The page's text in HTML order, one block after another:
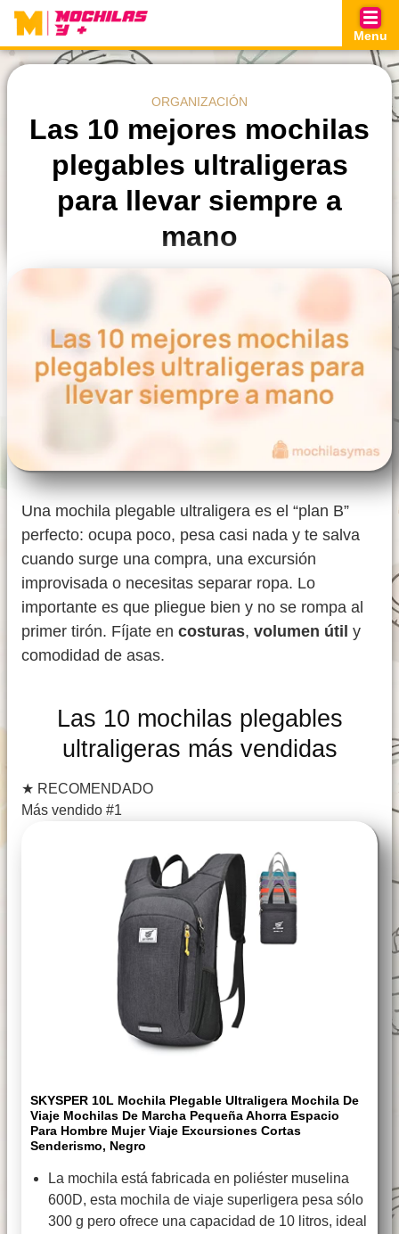
Skip
content
Menu
ORGANIZACIÓN
Las 10 mejores mochilas
plegables ultraligeras
para llevar siempre a
mano
Una mochila plegable ultraligera es el “plan B”
perfecto: ocupa poco, pesa casi nada y te salva
cuando surge una compra, una excursión
improvisada o necesitas separar ropa. Lo
importante es que pliegue bien y no se rompa al
primer tirón. Fíjate en costuras, volumen útil y
comodidad de asas.
Las 10 mochilas plegables
ultraligeras más vendidas
★ RECOMENDADO
Más vendido #1
SKYSPER 10L Mochila Plegable Ultraligera Mochila De
Viaje Mochilas De Marcha Pequeña Ahorra Espacio
Para Hombre Mujer Viaje Excursiones Cortas
Senderismo, Negro
La mochila está fabricada en poliéster muselina
600D, esta mochila de viaje superligera pesa sólo
300 g pero ofrece una capacidad de 10 litros, ideal